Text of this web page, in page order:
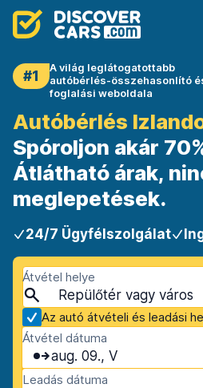
#1
A világ leglátogatottabb
autóbérlés-összehasonlító
foglalási weboldala
Autóbérlés
Spóroljon akár
Átlátható árak,
meglepetések.
24/7 Ügyfélszolgálat
Átvétel helye
Az autó átvételi és leadási
Átvétel dátuma
aug. 09., V
Leadás dátuma